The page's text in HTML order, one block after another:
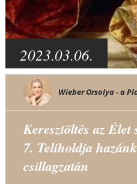
2023.03.06.
Wieber Orsolya - a
Keresztöltés az
7. Teliholdja hazánk
csillagzatán